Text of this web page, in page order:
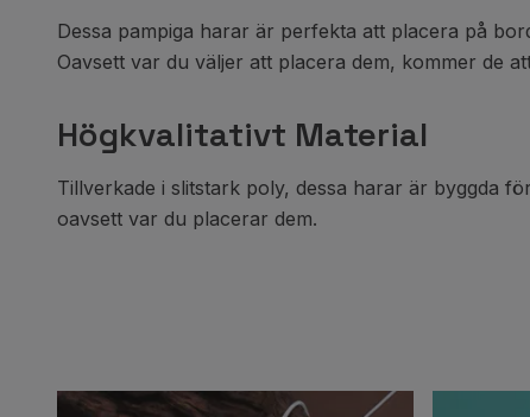
Dessa pampiga harar är perfekta att placera på
Oavsett var du väljer att placera dem, kommer de
Högkvalitativt Material
Tillverkade i slitstark poly, dessa harar är byggda
oavsett var du placerar dem.